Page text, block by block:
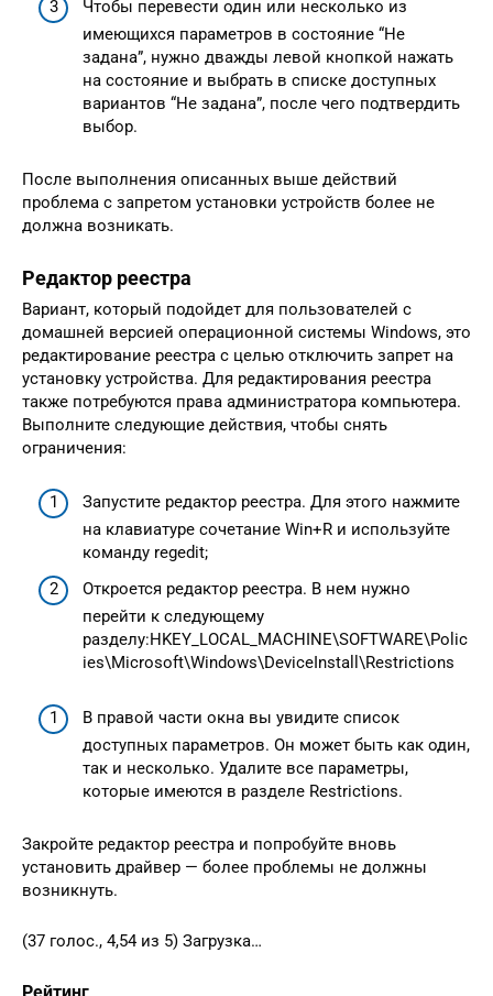
Чтобы перевести один или несколько из
имеющихся параметров в состояние “Не
задана”, нужно дважды левой кнопкой нажать
на состояние и выбрать в списке доступных
вариантов “Не задана”, после чего подтвердить
выбор.
После выполнения описанных выше действий
проблема с запретом установки устройств более не
должна возникать.
Редактор реестра
Вариант, который подойдет для пользователей с
домашней версией операционной системы Windows, это
редактирование реестра с целью отключить запрет на
установку устройства. Для редактирования реестра
также потребуются права администратора компьютера.
Выполните следующие действия, чтобы снять
ограничения:
Запустите редактор реестра. Для этого нажмите
на клавиатуре сочетание Win+R и используйте
команду regedit;
Откроется редактор реестра. В нем нужно
перейти к следующему
разделу:HKEY_LOCAL_MACHINE\SOFTWARE\Polic
ies\Microsoft\Windows\DeviceInstall\Restrictions
В правой части окна вы увидите список
доступных параметров. Он может быть как один,
так и несколько. Удалите все параметры,
которые имеются в разделе Restrictions.
Закройте редактор реестра и попробуйте вновь
установить драйвер — более проблемы не должны
возникнуть.
(37 голос., 4,54 из 5) Загрузка…